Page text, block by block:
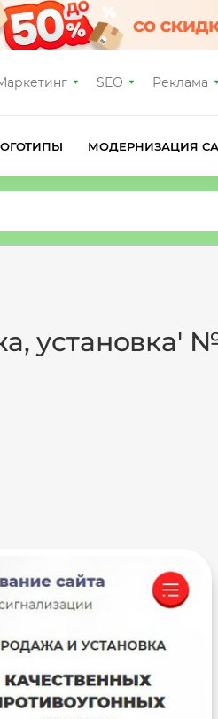
SEO Реклама
МОДЕРНИЗАЦИЯ
установка'